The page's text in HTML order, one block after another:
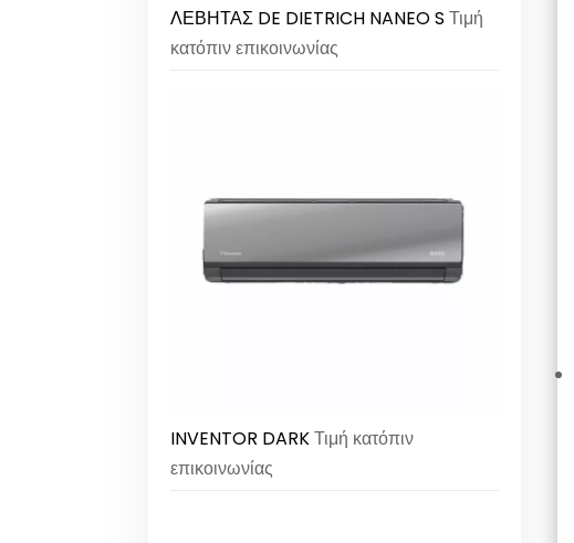
ΛΕΒΗΤΑΣ DE DIETRICH NANEO S Τιμή
κατόπιν επικοινωνίας
INVENTOR DARKΤιμή κατόπιν
επικοινωνίας